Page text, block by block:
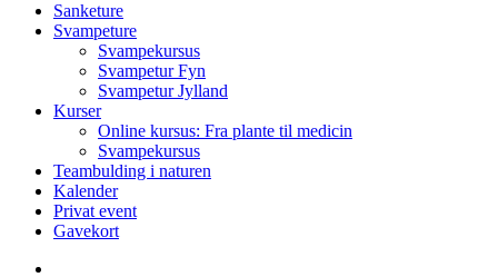
Sanketure
Svampeture
Svampekursus
Svampetur Fyn
Svampetur Jylland
Kurser
Online kursus: Fra plante til medicin
Svampekursus
Teambulding i naturen
Kalender
Privat event
Gavekort